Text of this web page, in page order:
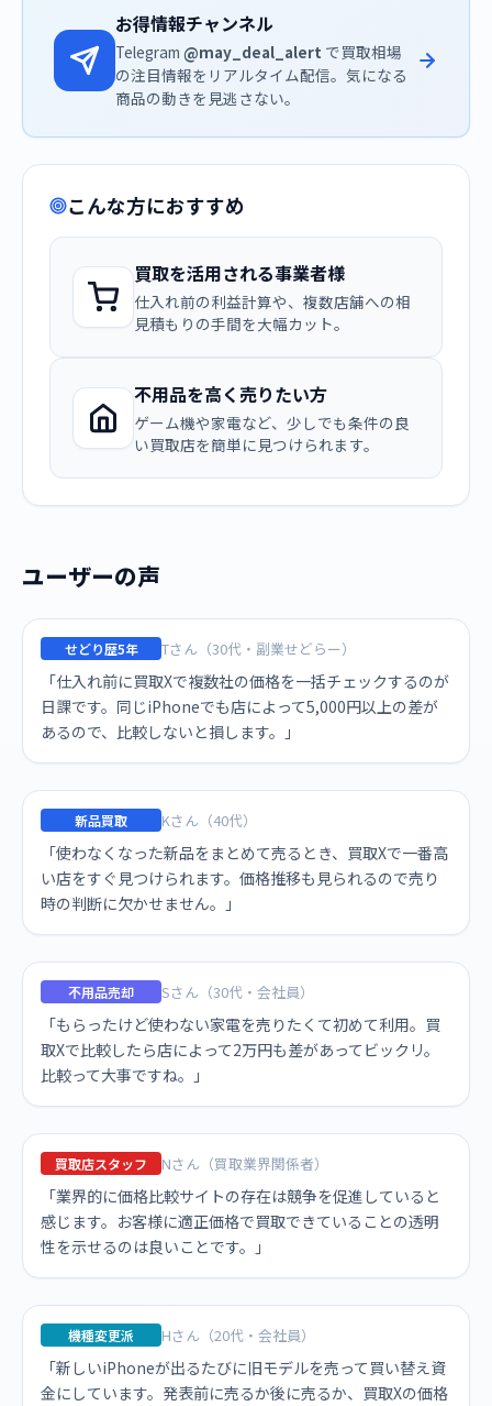
お得情報チャンネル
Telegram @may_deal_alert で買取相場
の注目情報をリアルタイム配信。気になる
商品の動きを見逃さない。
こんな方におすすめ
買取を活用される事業者様
仕入れ前の利益計算や、複数店舗への相
見積もりの手間を大幅カット。
不用品を高く売りたい方
ゲーム機や家電など、少しでも条件の良
い買取店を簡単に見つけられます。
ユーザーの声
せどり歴5年 Tさん（30代・副業せどらー）
「仕入れ前に買取Xで複数社の価格を一括チェックするのが
日課です。同じiPhoneでも店によって5,000円以上の差が
あるので、比較しないと損します。」
新品買取 Kさん（40代）
「使わなくなった新品をまとめて売るとき、買取Xで一番高
い店をすぐ見つけられます。価格推移も見られるので売り
時の判断に欠かせません。」
不用品売却 Sさん（30代・会社員）
「もらったけど使わない家電を売りたくて初めて利用。買
取Xで比較したら店によって2万円も差があってビックリ。
比較って大事ですね。」
買取店スタッフ Nさん（買取業界関係者）
「業界的に価格比較サイトの存在は競争を促進していると
感じます。お客様に適正価格で買取できていることの透明
性を示せるのは良いことです。」
機種変更派 Hさん（20代・会社員）
「新しいiPhoneが出るたびに旧モデルを売って買い替え資
金にしています。発表前に売るか後に売るか、買取Xの価格